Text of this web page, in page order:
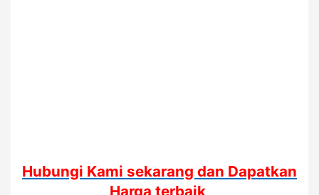
Hubungi Kami sekarang dan Dapatkan
Harga terbaik